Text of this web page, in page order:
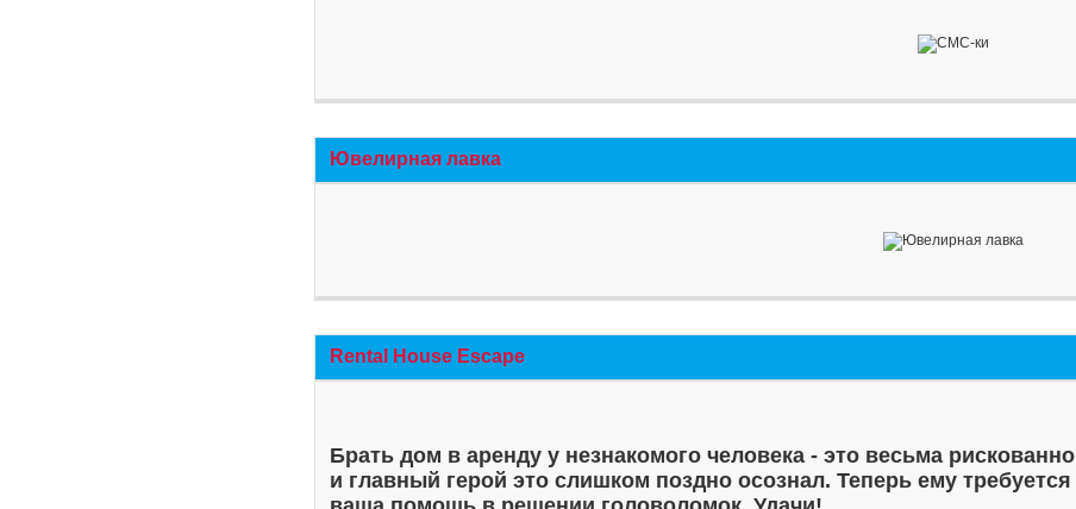
Ювелирная лавка
Rental House Escape
Брать дом в аренду у незнакомого человека - это весьма рискованно
и главный герой это слишком поздно осознал. Теперь ему требуется